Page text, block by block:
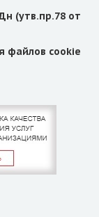
(утв.пр.78 от
файлов cookie